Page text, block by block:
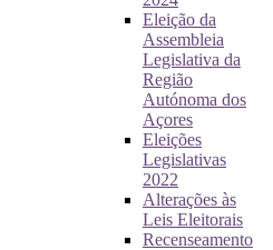
Eleição da
Assembleia
Legislativa da
Região
Autónoma dos
Açores
Eleições
Legislativas
2022
Alterações às
Leis Eleitorais
Recenseamento